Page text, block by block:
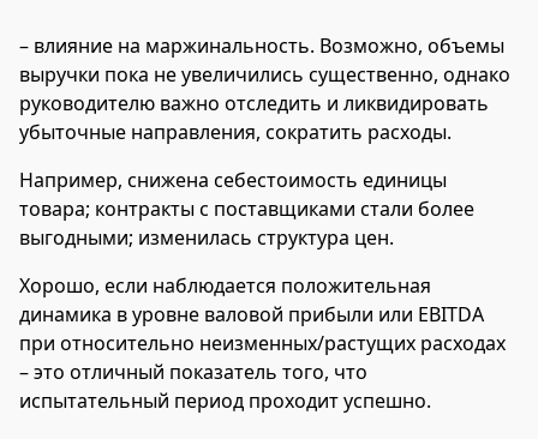
– влияние на маржинальность. Возможно, объемы
выручки пока не увеличились существенно, однако
руководителю важно отследить и ликвидировать
убыточные направления, сократить расходы.
Например, снижена себестоимость единицы
товара; контракты с поставщиками стали более
выгодными; изменилась структура цен.
Хорошо, если наблюдается положительная
динамика в уровне валовой прибыли или EBITDA
при относительно неизменных/растущих расходах
– это отличный показатель того, что
испытательный период проходит успешно.